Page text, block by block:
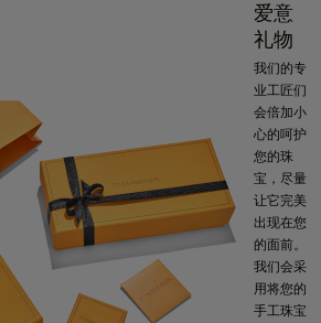
爱意
礼物
我们的专
业工匠们
会倍加小
心的呵护
您的珠
宝，尽量
让它完美
出现在您
的面前。
我们会采
用将您的
手工珠宝